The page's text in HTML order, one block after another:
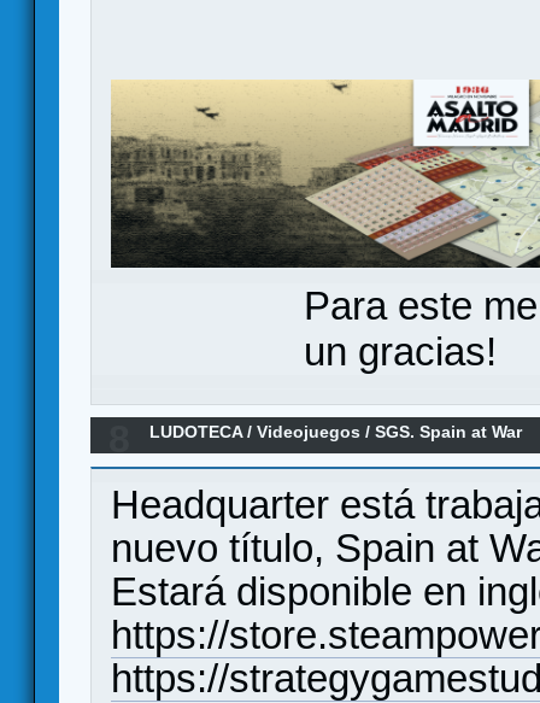
Para este
un gracias!
LUDOTECA/Videojuegos /SGS. Spain at War
Headquarter está
nuevo título, Spain at
Estará disponible en
https://
https://